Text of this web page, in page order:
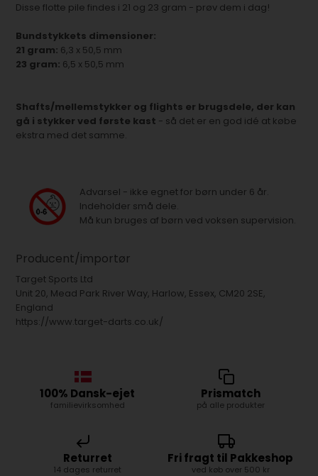
Disse flotte pile findes i 21 og 23 gram - prøv dem i dag!
Bundstykkets dimensioner:
21 gram: 6,3 x 50,5 mm
23 gram: 6,5 x 50,5 mm
Shafts/mellemstykker og flights er brugsdele, der kan
gå i stykker ved første kast - så det er en god idé at købe
ekstra med det samme.
Advarsel - ikke egnet for børn under 6 år.
Indeholder små dele.
Må kun bruges af børn ved voksen supervision.
Producent/importør
Target Sports Ltd
Unit 20, Mead Park River Way, Harlow, Essex, CM20 2SE,
England
https://www.target-darts.co.uk/
100% Dansk-ejet
familievirksomhed
Prismatch
på alle produkter
Returret
14 dages returret
Fri fragt til Pakkeshop
ved køb over 500 kr